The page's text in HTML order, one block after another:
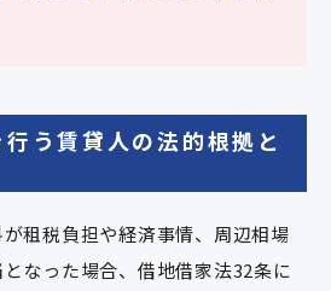
う賃貸人の法的根拠と
租税負担や経済事情、周辺相場
なった場合、借地借家法32条に